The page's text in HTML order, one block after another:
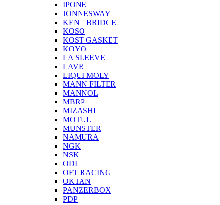
IPONE
JONNESWAY
KENT BRIDGE
KOSO
KOST GASKET
KOYO
LA SLEEVE
LAVR
LIQUI MOLY
MANN FILTER
MANNOL
MBRP
MIZASHI
MOTUL
MUNSTER
NAMURA
NGK
NSK
ODI
OFT RACING
OKTAN
PANZERBOX
PDP